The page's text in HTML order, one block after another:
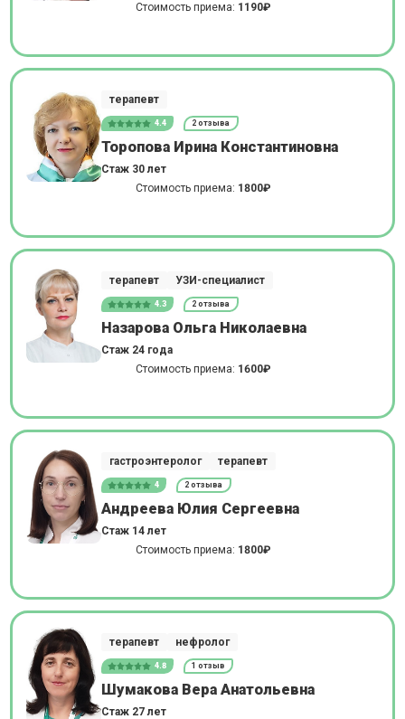
Стоимость приема: 1190₽
терапевт
4.4 2 отзыва
Торопова Ирина Константиновна
Стаж 30 лет
Стоимость приема: 1800₽
терапевт УЗИ-специалист
4.3 2 отзыва
Назарова Ольга Николаевна
Стаж 24 года
Стоимость приема: 1600₽
гастроэнтеролог терапевт
4 2 отзыва
Андреева Юлия Сергеевна
Стаж 14 лет
Стоимость приема: 1800₽
терапевт нефролог
4.8 1 отзыв
Шумакова Вера Анатольевна
Стаж 27 лет